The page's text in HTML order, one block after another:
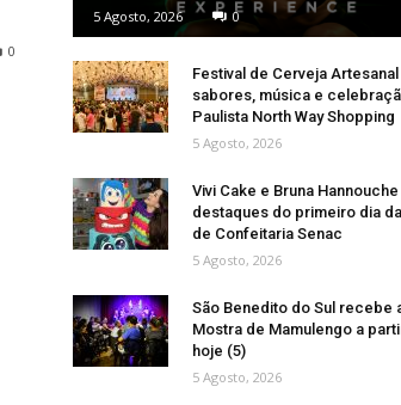
0
5 Agosto, 2026 0
Festival de Cerveja
sabores, música e
Paulista North Way Shopping
5 Agosto, 2026
Vivi Cake e Bruna
destaques do primeiro dia
de Confeitaria Senac
5 Agosto, 2026
São Benedito do Sul recebe
Mostra de Mamulengo a
hoje (5)
5 Agosto, 2026